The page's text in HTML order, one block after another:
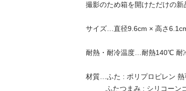
撮影のため箱を開けただけの新
サイズ…直径9.6cm × 高さ
耐熱・耐冷温度…耐熱140℃ 耐
材質…ふた : ポリプロピレン 熱